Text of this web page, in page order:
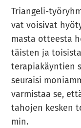
Triangeli-​
vat voi­si­vat
mas­ta ot­tees­ta
täis­ten ja
te­ra­pia­käyn­tien
seu­rai­si
var­mis­taa se,
ta­ho­jen kes­ken
min.